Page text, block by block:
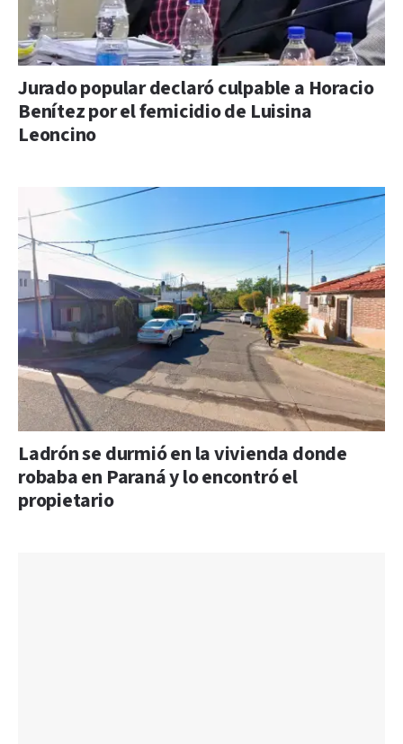
Jurado popular declaró culpable a Horacio
Benítez por el femicidio de Luisina
Leoncino
Ladrón se durmió en la vivienda donde
robaba en Paraná y lo encontró el
propietario